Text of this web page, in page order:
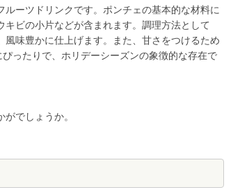
ーツドリンクです。ポンチェの基本的な材料に
ビの小片などが含まれます。調理方法として
味豊かに仕上げます。また、甘さをつけるため
ったりで、ホリデーシーズンの象徴的な存在で
でしょうか。